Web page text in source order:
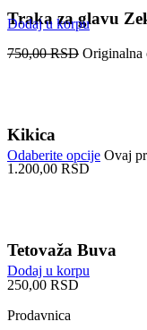
Dodaj u korpu
Traka za glavu
750,00RSD Originalna
Odaberite opcije Ovaj
Kikica
1.200,00 RSD
Dodaj u korpu
Tetovaža Buva
250,00 RSD
Prodavnica